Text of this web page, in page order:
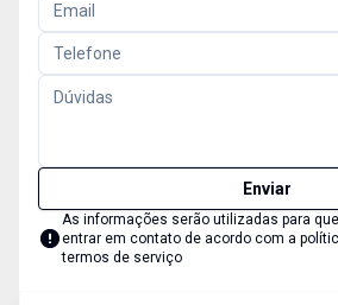
Enviar
As informações serão utilizadas para
entrar em contato de acordo com a
termos de serviço